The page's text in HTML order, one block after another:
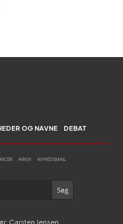
OG NAVNE DEBAT
ARKIV NYHEDSMAIL
Carsten Jensen